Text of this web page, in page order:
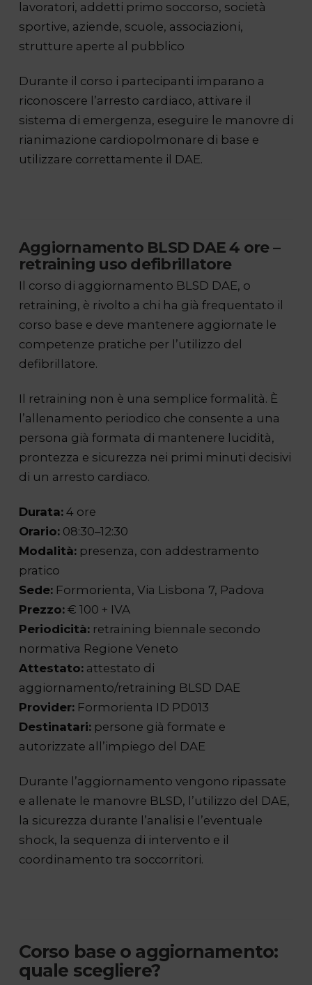
lavoratori, addetti primo soccorso, società
sportive, aziende, scuole, associazioni,
strutture aperte al pubblico
Durante il corso i partecipanti imparano a
riconoscere l’arresto cardiaco, attivare il
sistema di emergenza, eseguire le manovre di
rianimazione cardiopolmonare di base e
utilizzare correttamente il DAE.
Aggiornamento BLSD DAE 4 ore –
retraining uso defibrillatore
Il corso di aggiornamento BLSD DAE, o
retraining, è rivolto a chi ha già frequentato il
corso base e deve mantenere aggiornate le
competenze pratiche per l’utilizzo del
defibrillatore.
Il retraining non è una semplice formalità. È
l’allenamento periodico che consente a una
persona già formata di mantenere lucidità,
prontezza e sicurezza nei primi minuti decisivi
di un arresto cardiaco.
Durata:4 ore
Orario:08:30–12:30
Modalità:presenza, con addestramento
pratico
Sede:Formorienta, Via Lisbona 7, Padova
Prezzo:€ 100 + IVA
Periodicità:retraining biennale secondo
normativa Regione Veneto
Attestato:attestato di
aggiornamento/retraining BLSD DAE
Provider:Formorienta ID PD013
Destinatari:persone già formate e
autorizzate all’impiego del DAE
Durante l’aggiornamento vengono ripassate
e allenate le manovre BLSD, l’utilizzo del DAE,
la sicurezza durante l’analisi e l’eventuale
shock, la sequenza di intervento e il
coordinamento tra soccorritori.
Corso base o aggiornamento:
quale scegliere?